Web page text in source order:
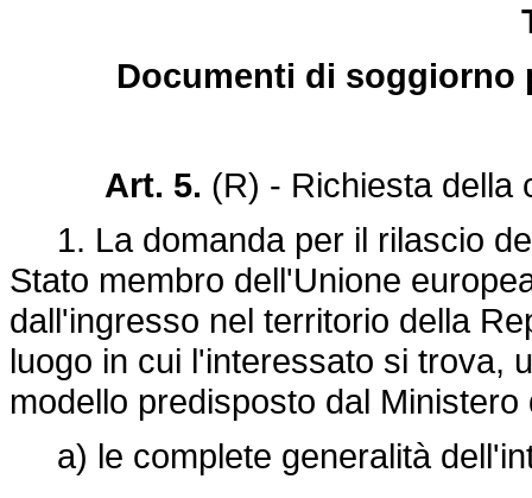
Documenti di soggiorno
Art. 5. (R) - Richiesta della
1. La domanda per il rilascio
Stato membro dell'Unione
dall'ingresso nel territorio della
luogo in cui l'interessato si trova,
modello predisposto dal
a) le complete generalità